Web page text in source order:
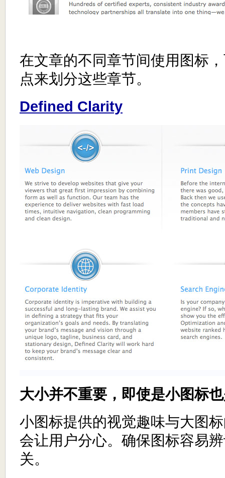
在文章的不同章节间使用图标
点来划分这些章节。
Defined Clarity
大小并不重要，即使是小图标
小图标提供的视觉趣味与大图
会让用户分心。确保图标容易
关。